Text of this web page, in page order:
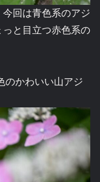
回は青色系のアジ
と目立つ赤色系の
のかわいい山アジ